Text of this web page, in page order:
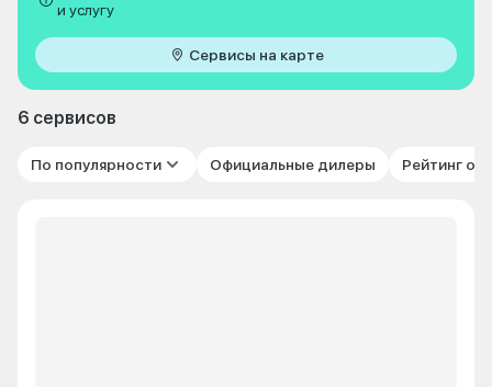
и услугу
Сервисы на карте
6 сервисов
По популярности Официальные дилеры Рейтинг